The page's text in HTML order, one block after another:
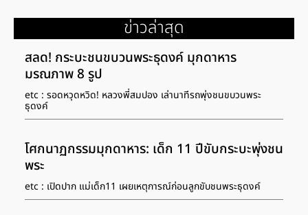
13 มิถุนายน 2568 ณ อาคารศูนย์วิทยาศาสตร์การกีฬา การกีฬา
แห่งประเทศไทย โปรแกรมการแข่งขันวอลเลย์บอลชายเนชันส์ลีก
(VNL) 2025 สัปดาห์แรก เปิด 20 อันดับทีมแฟนติดตามบนโชเชีย
ลมากสุดปี "แมนยู" รั้งอันดับ 3 ช่างภาพพีพีทีวี 7 เซียนวอลเลย์สาว
ไทย ที่มี วิลาวัณย์ อภิญญาพงศ์ เป็นหัวหน้าโครงการ และอดีตเพื่อน
ร่วมทีมชาติไทย ทั้ง ปลื้มจิตร์ ถินขาว, อรอุมา สิทธิรักษ์, วรรณา […]
ข่าวล่าสุด
สลด! กระบะชนขบวนพระธุดงค์ มุกดาหาร
มรณภาพ 8 รูป
etc : รอดหวุดหวิด! หลวงพี่สมปอง เล่านาทีรถพุ่งชนขบวนพระ
ธุดงค์
โศกนาฏกรรมมุกดาหาร: เด็ก 11 ปีขับกระบะพุ่งชน
พระ
etc : เปิดปาก แม่เด็ก11 เผยเหตุการณ์ก่อนลูกขับชนพระธุดงค์